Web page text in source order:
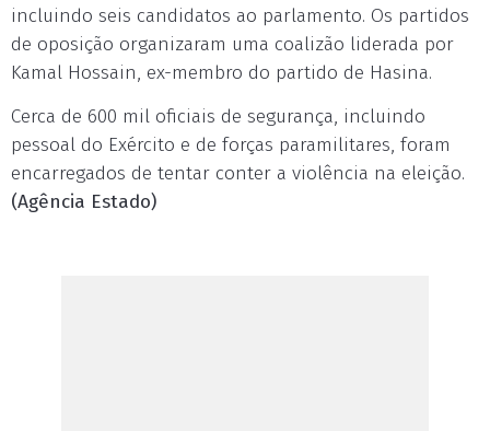
incluindo seis candidatos ao parlamento. Os partidos
de oposição organizaram uma coalizão liderada por
Kamal Hossain, ex-membro do partido de Hasina.
Cerca de 600 mil oficiais de segurança, incluindo
pessoal do Exército e de forças paramilitares, foram
encarregados de tentar conter a violência na eleição.
(Agência Estado)